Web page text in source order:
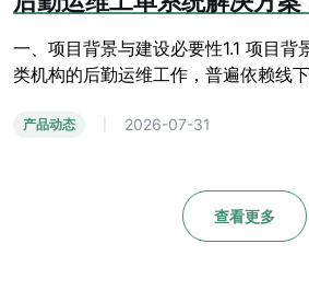
一、项目背景与建设必要性1.1 项目背
类机构的后勤运维工作，普遍依赖线
产品动态 2026-07-31
查看更多